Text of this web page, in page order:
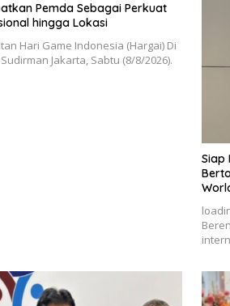
Pemda Sebagai Perkuat
hingga Lokasi
Hari Game Indonesia (Hargai) Di
Jakarta, Sabtu (8/8/2026).
Siap